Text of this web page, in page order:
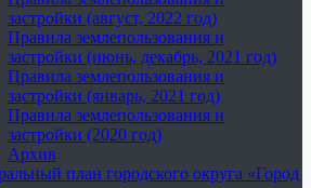
застройки (август, 2022 год)
Правила землепользования и
застройки (июнь, декабрь, 2021 год)
Правила землепользования и
застройки (январь, 2021 год)
Правила землепользования и
застройки (2020 год)
Архив
план городского округа «Город